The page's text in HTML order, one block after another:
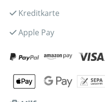
Kreditkarte
Apple Pay